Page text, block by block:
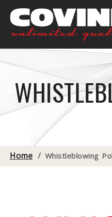
Home / Whistleblowing